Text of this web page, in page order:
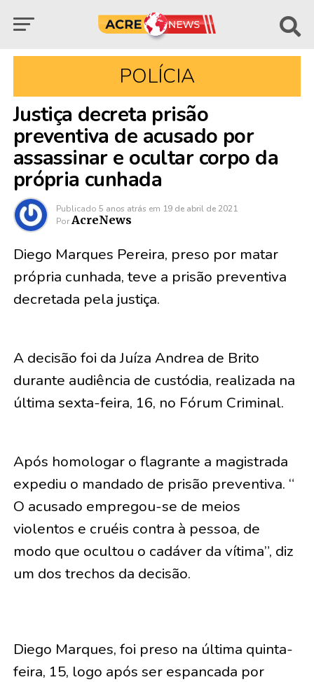
POLÍCIA
Justiça decreta prisão
preventiva de acusado por
assassinar e ocultar corpo da
própria cunhada
Publicado 5 anos atrás em 19 de abril de 2021
Por AcreNews
Diego Marques Pereira, preso por matar
própria cunhada, teve a prisão preventiva
decretada pela justiça.
A decisão foi da Juíza Andrea de Brito
durante audiência de custódia, realizada na
última sexta-feira, 16, no Fórum Criminal.
Após homologar o flagrante a magistrada
expediu o mandado de prisão preventiva. “
O acusado empregou-se de meios
violentos e cruéis contra à pessoa, de
modo que ocultou o cadáver da vítima”, diz
um dos trechos da decisão.
Diego Marques, foi preso na última quinta-
feira, 15, logo após ser espancada por